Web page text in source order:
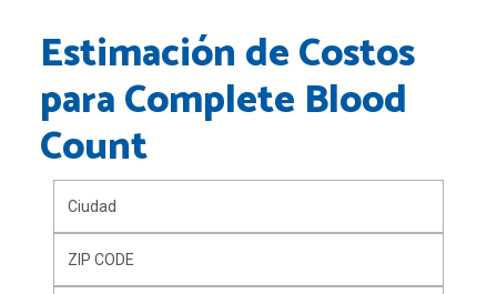
Estimación de Costos
paraComplete Blood
Count